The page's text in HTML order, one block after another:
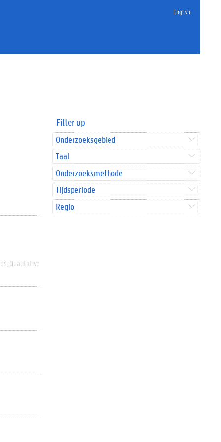
English
Qualitative
Filter op
Onderzoeksgebied
Taal
Onderzoeksmethode
Tijdsperiode
Regio